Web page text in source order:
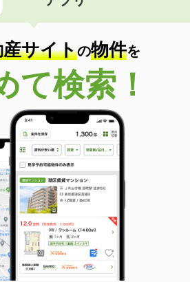
サイトの物件を
て検索！